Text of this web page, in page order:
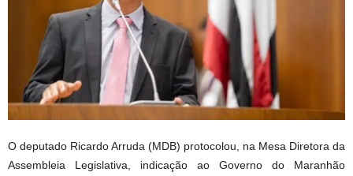
O deputado Ricardo Arruda (MDB) protocolou, na Mesa Diretora da
Assembleia Legislativa, indicação ao Governo do Maranhão